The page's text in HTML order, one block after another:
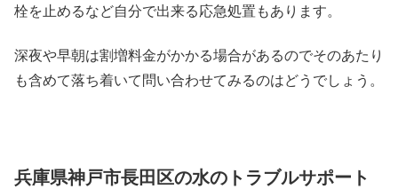
栓を止めるなど自分で出来る応急処置もあります。
深夜や早朝は割増料金がかかる場合があるのでそのあたり
も含めて落ち着いて問い合わせてみるのはどうでしょう。
兵庫県神戸市長田区の水のトラブルサポート